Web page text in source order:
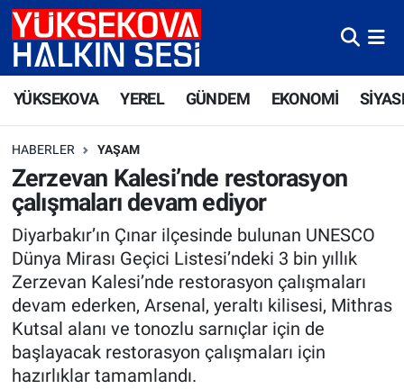
YÜKSEKOVA YEREL GÜNDEM EKONOMİ
HABERLER YAŞAM
Zerzevan Kalesi’nde restorasyon
çalışmaları devam ediyor
Diyarbakır’ın Çınar ilçesinde bulunan UNESCO
Dünya Mirası Geçici Listesi’ndeki 3 bin yıllık
Zerzevan Kalesi’nde restorasyon çalışmaları
devam ederken, Arsenal, yeraltı kilisesi, Mithras
Kutsal alanı ve tonozlu sarnıçlar için de
başlayacak restorasyon çalışmaları için
hazırlıklar tamamlandı.
Yüksekova Nöbetçi Eczaneler
Yüksekova Trafik Yoğunluk Haritası
Süper Lig Puan Durumu ve Fikstür
Tüm Manşetler
Son Dakika Haberleri
Haber Arşivi